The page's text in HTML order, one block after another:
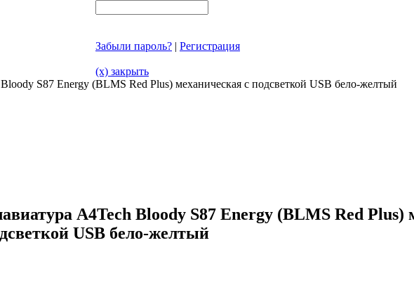
Забыли пароль? | Регистрация
(x) закрыть
S87 Energy (BLMS Red Plus) механическая с подсветкой USB бело-желтый
A4Tech Bloody S87 Energy (BLMS Red Plus)
USB бело-желтый